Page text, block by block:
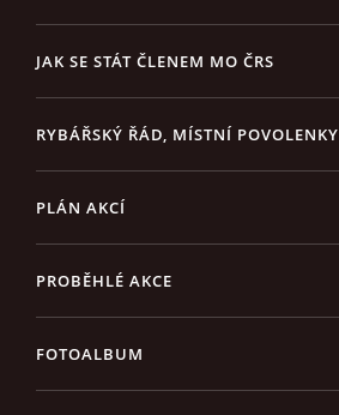
JAK SE STÁT ČLENEM MO ČRS
RYBÁŘSKÝ ŘÁD, MÍSTNÍ POVOLENKY
PLÁN AKCÍ
PROBĚHLÉ AKCE
FOTOALBUM